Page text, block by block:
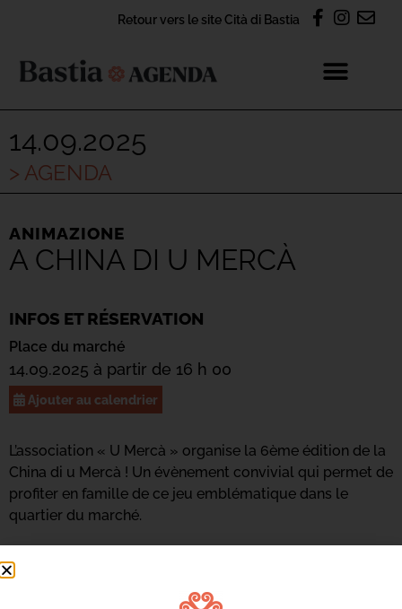
Retour vers le site Cità di Bastia
14.09.2025
> AGENDA
ANIMAZIONE
A CHINA DI U MERCÀ
INFOS ET RÉSERVATION
Place du marché
14.09.2025 à partir de 16 h 00
Ajouter au calendrier
L’association « U Mercà » organise la 6ème édition de la
China di u Mercà ! Un évènement convivial qui permet de
profiter en famille de ce jeu emblématique dans le
quartier du marché.